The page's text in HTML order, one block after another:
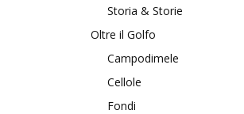
Storia & Storie
Oltre il Golfo
Campodimele
Cellole
Fondi